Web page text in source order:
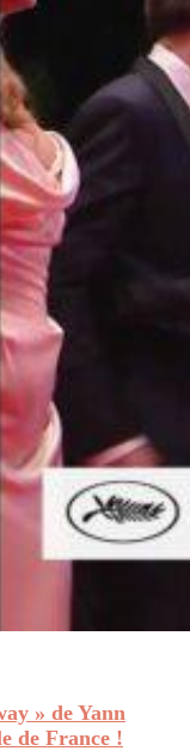
» de Yann
de France !